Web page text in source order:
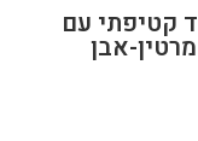
מרופדת בד קטיפתי עם
אבן